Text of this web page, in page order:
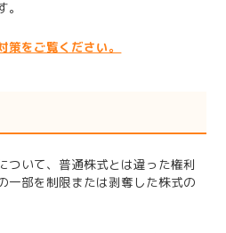
をご覧ください。
ついて、普通株式とは違った権利
一部を制限または剥奪した株式の